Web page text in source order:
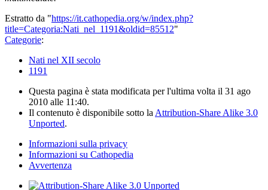
Estratto da "https://it.cathopedia.org/w/index.php?
title=Categoria:Nati_nel_1191&oldid=85512"
Categorie:
Nati nel XII secolo
1191
Questa pagina è stata modificata per l'ultima volta il 31 ago
2010 alle 11:40.
Il contenuto è disponibile sotto laAttribution-Share Alike 3.0
Unported.
Informazioni sulla privacy
Informazioni su Cathopedia
Avvertenza